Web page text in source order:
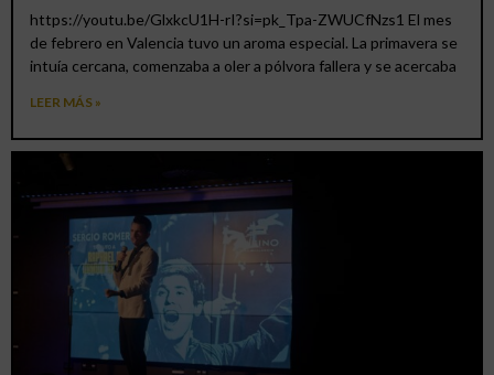
https://youtu.be/GlxkcU1H-rI?si=pk_Tpa-ZWUCfNzs1 El mes
de febrero en Valencia tuvo un aroma especial. La primavera se
intuía cercana, comenzaba a oler a pólvora fallera y se acercaba
LEER MÁS »